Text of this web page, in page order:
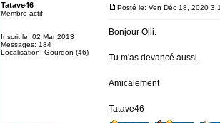
Tatave46
Membre actif
Inscrit le: 02 Mar 2013
Messages: 184
Localisation: Gourdon (46)
Posté le: Ven Déc 18, 2020
Bonjour Olli.
Tu m'as devancé aussi.
Amicalement
Tatave46